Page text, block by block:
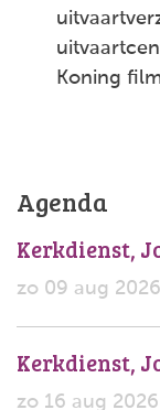
Koning
Agenda
Kerkdienst,
zo 09 aug
Kerkdienst,
zo 16 aug